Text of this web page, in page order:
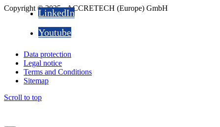
Copyright © 2025 - ACCRETECH (Europe) GmbH
LinkedIn
Youtube
Data protection
Legal notice
Terms and Conditions
Sitemap
Scroll to top